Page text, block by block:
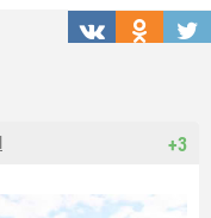
+3